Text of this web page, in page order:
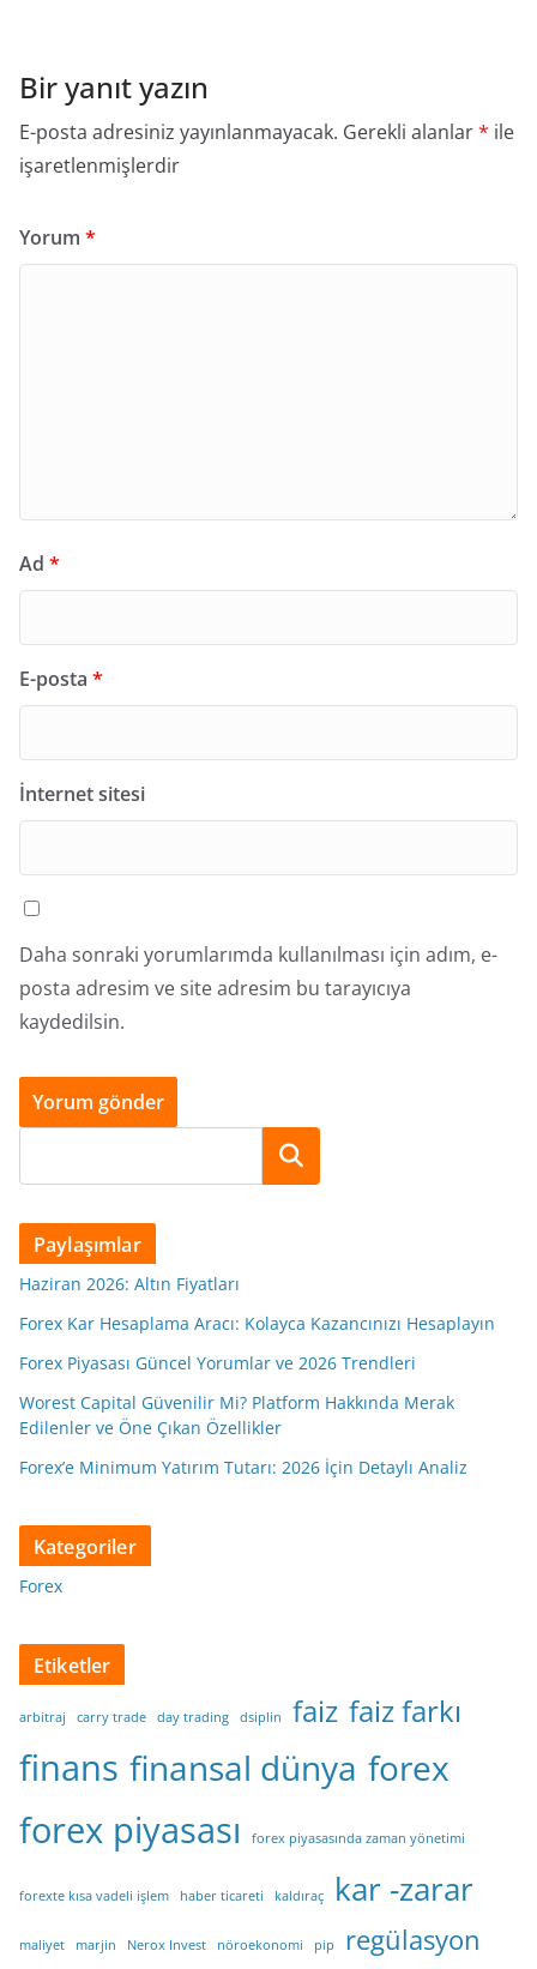
Bir yanıt yazın
E-posta adresiniz yayınlanmayacak. Gerekli alanlar* ile
işaretlenmişlerdir
Yorum *
Ad *
E-posta *
İnternet sitesi
Daha sonraki yorumlarımda kullanılması için adım, e-
posta adresim ve site adresim bu tarayıcıya
kaydedilsin.
Ara
Paylaşımlar
Haziran 2026: Altın Fiyatları
Forex Kar Hesaplama Aracı: Kolayca Kazancınızı Hesaplayın
Forex Piyasası Güncel Yorumlar ve 2026 Trendleri
Worest Capital Güvenilir Mi? Platform Hakkında Merak
Edilenler ve Öne Çıkan Özellikler
Forex’e Minimum Yatırım Tutarı: 2026 İçin Detaylı Analiz
Kategoriler
Forex
Etiketler
arbitraj carry trade day trading dsiplin faiz faiz farkı
finans finansal dünya forex
forex piyasası forex piyasasında zaman yönetimi
forexte kısa vadeli işlem haber ticareti kaldıraç kar -zarar
maliyet marjin Nerox Invest nöroekonomi pip regülasyon